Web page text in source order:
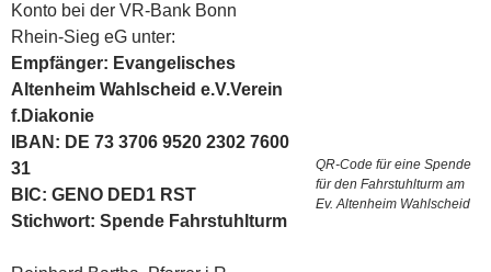
QR-Code für eine Spende
für den Fahrstuhlturm am
Ev. Altenheim Wahlscheid
Konto bei der VR-Bank Bonn
Rhein-Sieg eG unter:
Empfänger: Evangelisches
Altenheim Wahlscheid e.V.Verein
f.Diakonie
IBAN: DE 73 3706 9520 2302 7600
31
BIC: GENO DED1 RST
Stichwort: Spende Fahrstuhlturm